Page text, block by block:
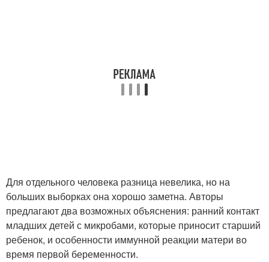
Для отдельного человека разница невелика, но на
больших выборках она хорошо заметна. Авторы
предлагают два возможных объяснения: ранний контакт
младших детей с микробами, которые приносит старший
ребенок, и особенности иммунной реакции матери во
время первой беременности.